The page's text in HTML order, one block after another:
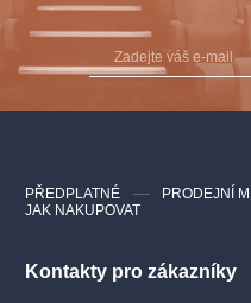
Miroslav Dvořák
Producent & moderátor
Moderátor
profesionálové či začínající
Kontakty pro zákazníky
PŘEDPLATNÉ PRODEJNÍ
JAK NAKUPOVAT